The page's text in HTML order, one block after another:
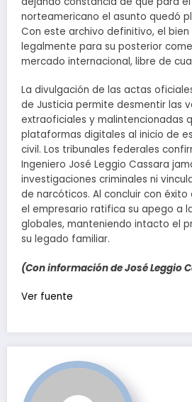
norteamericano el asunto quedó
Con este archivo definitivo, el
legalmente para su posterior
mercado internacional, libre de
La divulgación de las actas
de Justicia permite desmentir las
extraoficiales y malintencionadas
plataformas digitales al inicio de
civil. Los tribunales federales
Ingeniero José Leggio Cassara
investigaciones criminales ni
de narcóticos. Al concluir con
el empresario ratifica su apego a
globales, manteniendo intacto el
su legado familiar.
(Con información de José Leggio
Navegación
entradas
Ver fuente